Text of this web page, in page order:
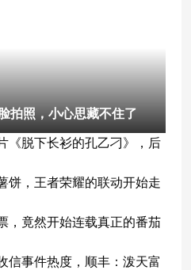
拍照，小心思藏不住了
《脱下长衫的孔乙刁》，后
饼，王者荣耀的联动开始走
，竟然开始连载真正的番茄
信事件热度，顺丰：泼天富